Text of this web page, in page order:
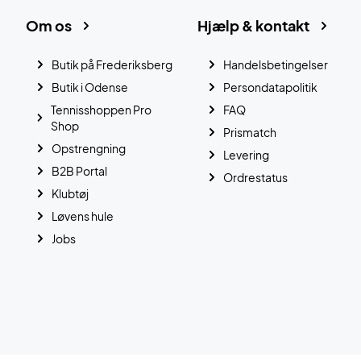
Hjælp & kontakt
Handelsbetingelser
Persondatapolitik
FAQ
Prismatch
Levering
Ordrestatus
Om os
Butik på Frederiksberg
Butik i Odense
Tennisshoppen Pro
Shop
Opstrengning
B2B Portal
Klubtøj
Løvens hule
Jobs